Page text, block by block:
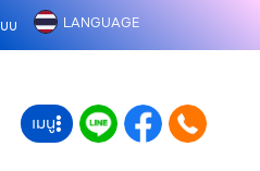
บ LANGUAGE
เมนู